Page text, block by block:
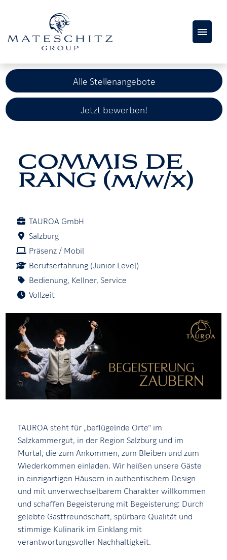
AKTUELLE
STELLENANGEBOTE
KARRIERESEITE
Alle Stellenangebote
Jetzt bewerben!
COMMIS DE
RANG (m/w/x)
TAUROA GmbH
Salzburg
Präsenz / Mobil
Berufserfahrung (Junior Level)
Bedienung, Kellner, Service
Vollzeit
TAUROA steht für „beflügelnde Orte“ im
Salzkammergut, in der Region Salzburg und im
Murtal, die zum Ankommen, zum Bleiben und zum
Wiederkommen einladen. Wir heißen unsere Gäste
in einzigartigen Häusern in authentischem Design
und mit unverwechselbarem Charakter willkommen
und schaffen Begeisterung mit Begeisterung: Durch
gelebte Gastfreundschaft, spürbare Qualität und
stimmige Kulinarik im Einklang mit
verantwortungsvoller Nachhaltigkeit.